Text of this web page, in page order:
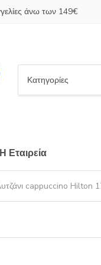
άνω των 149€
a
o
n
a
Η Εταιρεία
cappuccino Hilton